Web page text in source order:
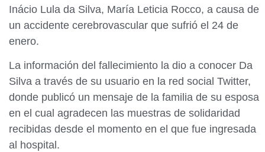
Inácio Lula da Silva, María Leticia Rocco, a causa de
un accidente cerebrovascular que sufrió el 24 de
enero.
La información del fallecimiento la dio a conocer Da
Silva a través de su usuario en la red social Twitter,
donde publicó un mensaje de la familia de su esposa
en el cual agradecen las muestras de solidaridad
recibidas desde el momento en el que fue ingresada
al hospital.